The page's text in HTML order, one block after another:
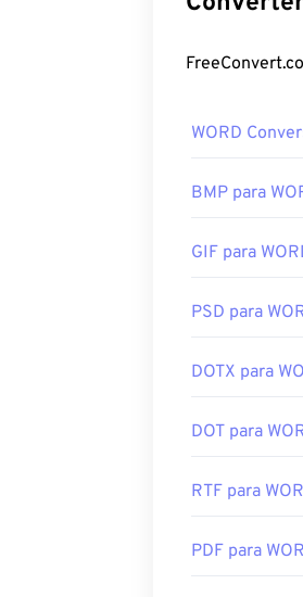
WORD
BMP para
GIF para
PSD para
DOTX para
DOT para
RTF para
PDF para